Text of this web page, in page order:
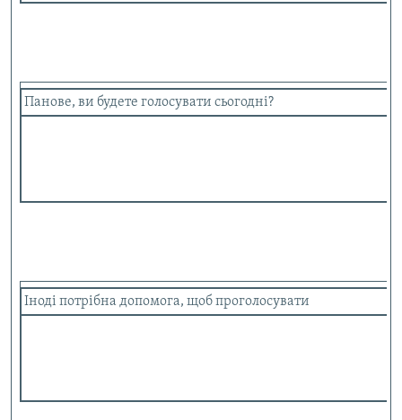
Панове, ви будете голосувати сьогодні?
Іноді потрібна допомога, щоб проголосувати